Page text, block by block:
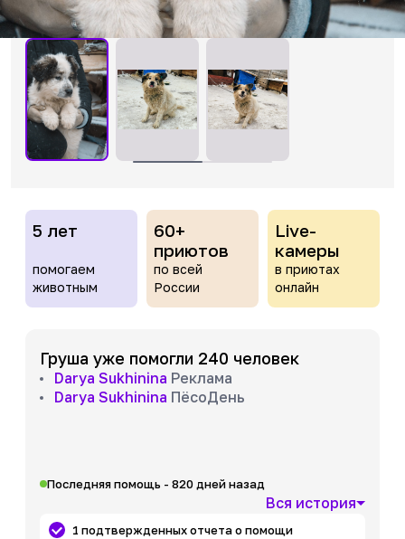
5 лет
помогаем
животным
60+
приютов
по всей
России
Live-
камеры
в приютах
онлайн
Груша уже помогли 240 человек
Darya Sukhinina Реклама
Darya Sukhinina ПёсоДень
Последняя помощь - 820 дней назад
Вся история
1 подтвержденных отчета о помощи